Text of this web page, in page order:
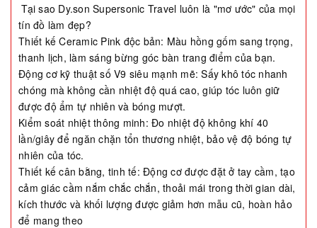
Tại sao Dy.son Supersonic Travel luôn là "mơ ước" của mọi
tín đồ làm đẹp?
Thiết kế Ceramic Pink độc bản: Màu hồng gốm sang trọng,
thanh lịch, làm sáng bừng góc bàn trang điểm của bạn.
Động cơ kỹ thuật số V9 siêu mạnh mẽ: Sấy khô tóc nhanh
chóng mà không cần nhiệt độ quá cao, giúp tóc luôn giữ
được độ ẩm tự nhiên và bóng mượt.
Kiểm soát nhiệt thông minh: Đo nhiệt độ không khí 40
lần/giây để ngăn chặn tổn thương nhiệt, bảo vệ độ bóng tự
nhiên của tóc.
Thiết kế cân bằng, tinh tế: Động cơ được đặt ở tay cầm, tạo
cảm giác cầm nắm chắc chắn, thoải mái trong thời gian dài,
kích thước và khối lượng được giảm hơn mẫu cũ, hoàn hảo
để mang theo